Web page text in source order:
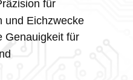
für
und Eichzwecke
Genauigkeit für